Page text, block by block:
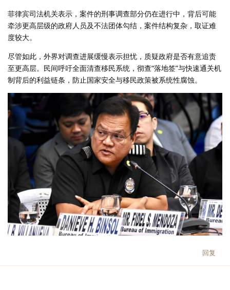
菲律宾司法机关表示，案件的刑事调查部分仍在进行中，背后可能
牵涉更高层级的政府人员及不法团体勾结，案件结构复杂，取证难
度较大。
尽管如此，外界对调查进展缓慢表示担忧，质疑政府是否有意追责
至更高层。民间呼吁全面清查移民系统，彻查“落地签”与快速通关机
制背后的利益链条，防止国家安全与移民政策被系统性腐蚀。
回复